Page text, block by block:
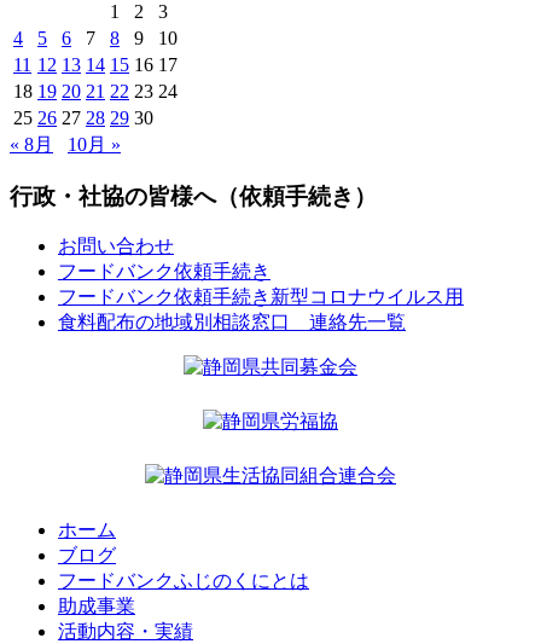
1
2
3
4
5 6 7 8 9
10
11 12 13 14 15 16 17
18 19 20 21 22 23 24
25 26 27 28 29 30
« 8月
10月 »
行政・社協の皆様へ（依頼手続き）
お問い合わせ
フードバンク依頼手続き
フードバンク依頼手続き新型コロナウイルス用
食料配布の地域別相談窓口 連絡先一覧
ホーム
ブログ
フードバンクふじのくにとは
助成事業
活動内容・実績